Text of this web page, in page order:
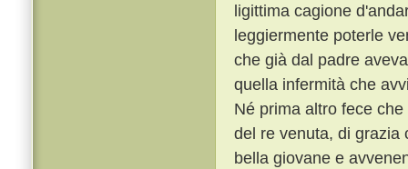
ligittima cagione
leggiermente poterle
che già dal padre
quella infermità che
Né prima altro fece
del re venuta, di grazia
bella giovane e